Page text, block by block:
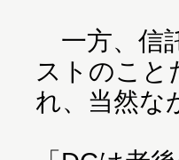
一方、信
ストのこと
れ、当然な